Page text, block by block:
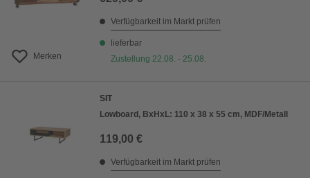
Merken
Verfügbarkeit im Markt prüfen
lieferbar
Zustellung 22.08. - 25.08.
SIT
Lowboard, BxHxL: 110 x 38 x 55 cm, MDF/Metall
119,00 €
Verfügbarkeit im Markt prüfen